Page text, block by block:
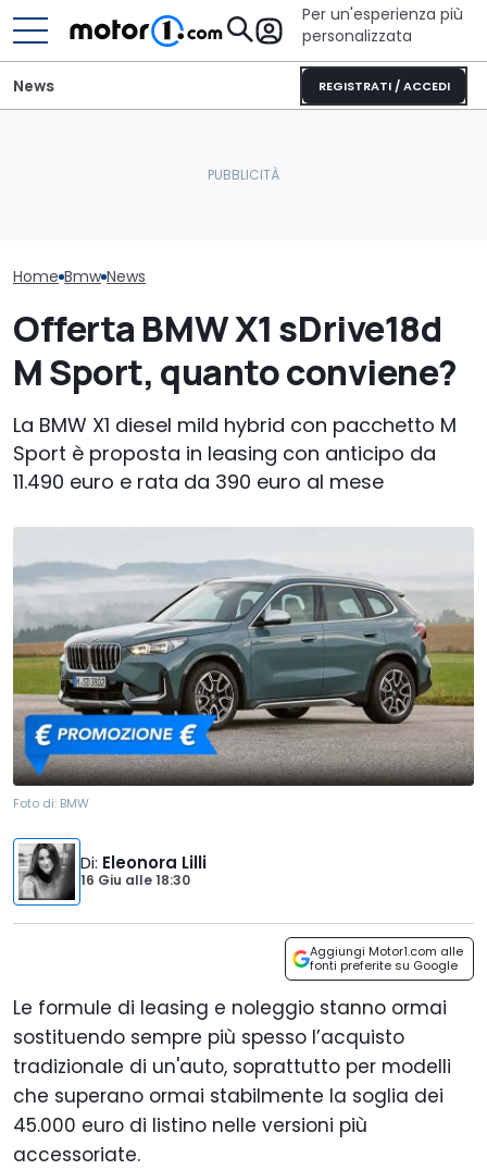
Per un'esperienza più
personalizzata
REGISTRATI / ACCEDI
News
Home Bmw News
Offerta BMW X1 sDrive18d
M Sport, quanto conviene?
La BMW X1 diesel mild hybrid con pacchetto M
Sport è proposta in leasing con anticipo da
11.490 euro e rata da 390 euro al mese
Foto di: BMW
Di: Eleonora Lilli
16 Giu alle18:30
Aggiungi Motor1.com alle
fonti preferite su Google
Le formule di leasing e noleggio stanno ormai
sostituendo sempre più spesso l’acquisto
tradizionale di un'auto, soprattutto per modelli
che superano ormai stabilmente la soglia dei
45.000 euro di listino nelle versioni più
accessoriate.